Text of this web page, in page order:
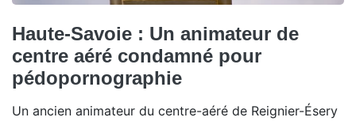
Haute-Savoie : Un animateur de
centre aéré condamné pour
pédopornographie
Un ancien animateur du centre-aéré de Reignier-Ésery